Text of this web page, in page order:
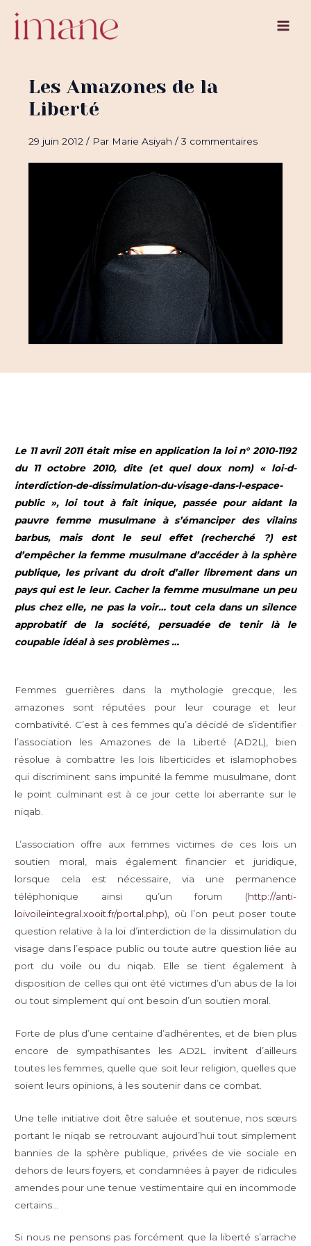
contenu
Main
Les Amazones de la
Liberté
29 juin 2012/ Par Marie Asiyah/3 commentaires
Le 11 avril 2011 était mise en application la loi n° 2010-1192
du 11 octobre 2010, dite (et quel doux nom) « loi-d-
interdiction-de-dissimulation-du-visage-dans-l-espace-
public », loi tout à fait inique, passée pour aidant la
pauvre femme musulmane à s’émanciper des vilains
barbus, mais dont le seul effet (recherché ?) est
d’empêcher la femme musulmane d’accéder à la sphère
publique, les privant du droit d’aller librement dans un
pays qui est le leur. Cacher la femme musulmane un peu
plus chez elle, ne pas la voir… tout cela dans un silence
approbatif de la société, persuadée de tenir là le
coupable idéal à ses problèmes …
Femmes guerrières dans la mythologie grecque, les
amazones sont réputées pour leur courage et leur
combativité. C’est à ces femmes qu’a décidé de s’identifier
l’association les Amazones de la Liberté (AD2L), bien
résolue à combattre les lois liberticides et islamophobes
qui discriminent sans impunité la femme musulmane, dont
le point culminant est à ce jour cette loi aberrante sur le
niqab.
L’association offre aux femmes victimes de ces lois un
soutien moral, mais également financier et juridique,
lorsque cela est nécessaire, via une permanence
téléphonique ainsi qu’un forum (http://anti-
loivoileintegral.xooit.fr/portal.php), où l’on peut poser toute
question relative à la loi d’interdiction de la dissimulation du
visage dans l’espace public ou toute autre question liée au
port du voile ou du niqab. Elle se tient également à
disposition de celles qui ont été victimes d’un abus de la loi
ou tout simplement qui ont besoin d’un soutien moral.
Forte de plus d’une centaine d’adhérentes, et de bien plus
encore de sympathisantes les AD2L invitent d’ailleurs
toutes les femmes, quelle que soit leur religion, quelles que
soient leurs opinions, à les soutenir dans ce combat.
Une telle initiative doit être saluée et soutenue, nos sœurs
portant le niqab se retrouvant aujourd’hui tout simplement
bannies de la sphère publique, privées de vie sociale en
dehors de leurs foyers, et condamnées à payer de ridicules
amendes pour une tenue vestimentaire qui en incommode
certains…
Si nous ne pensons pas forcément que la liberté s’arrache